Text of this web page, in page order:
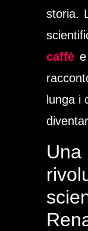
storia.
caffèe
lunga i